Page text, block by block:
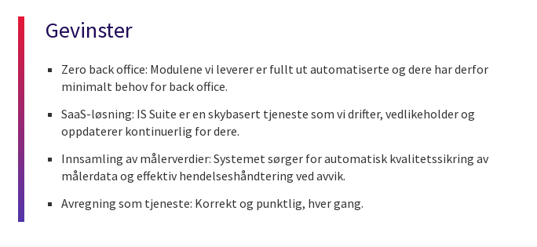
Gevinster
Zero back office: Modulene vi leverer er fullt ut automatiserte og dere har derfor
minimalt behov for back office.
SaaS-løsning: IS Suite er en skybasert tjeneste som vi drifter, vedlikeholder og
oppdaterer kontinuerlig for dere.
Innsamling av målerverdier: Systemet sørger for automatisk kvalitetssikring av
målerdata og effektiv hendelseshåndtering ved avvik.
Avregning som tjeneste: Korrekt og punktlig, hver gang.